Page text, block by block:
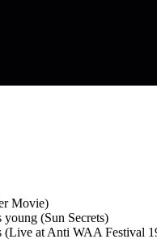
Movie)
(Sun Secrets)
(Live at Anti WAA Festival